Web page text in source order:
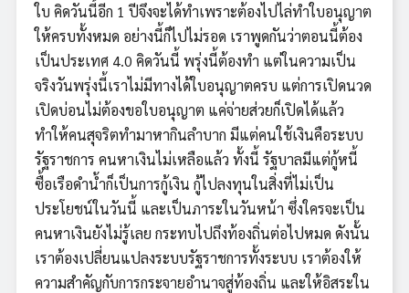
ใบ คิดวันนี้อีก 1 ปีจึงจะได้ทำเพราะต้องไปไล่ทำใบอนุญาต
ให้ครบทั้งหมด อย่างนี้ก็ไปไม่รอด เราพูดกันว่าตอนนี้ต้อง
เป็นประเทศ 4.0 คิดวันนี้ พรุ่งนี้ต้องทำ แต่ในความเป็น
จริงวันพรุ่งนี้เราไม่มีทางได้ใบอนุญาตครบ แต่การเปิดนวด
เปิดบ่อนไม่ต้องขอใบอนุญาต แค่จ่ายส่วยก็เปิดได้แล้ว
ทำให้คนสุจริตทำมาหากินลำบาก มีแต่คนใช้เงินคือระบบ
รัฐราชการ คนหาเงินไม่เหลือแล้ว ทั้งนี้ รัฐบาลมีแต่กู้หนี้
ซื้อเรือดำน้ำก็เป็นการกู้เงิน กู้ไปลงทุนในสิ่งที่ไม่เป็น
ประโยชน์ในวันนี้ และเป็นภาระในวันหน้า ซึ่งใครจะเป็น
คนหาเงินยังไม่รู้เลย กระทบไปถึงท้องถิ่นต่อไปหมด ดังนั้น
เราต้องเปลี่ยนแปลงระบบรัฐราชการทั้งระบบ เราต้องให้
ความสำคัญกับการกระจายอำนาจสู่ท้องถิ่น และให้อิสระใน